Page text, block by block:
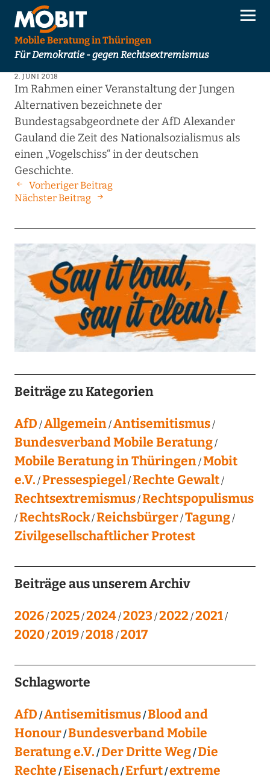
Mobile Beratung in Thüringen
Für Demokratie - gegen Rechtsextremismus
2. JUNI 2018
Im Rahmen einer Veranstaltung der Jungen
Alternativen bezeichnete der
Bundestagsabgeordnete der AfD Alexander
Gauland die Zeit des Nationalsozialismus als
einen „Vogelschiss“ in der deutschen
Geschichte.
Vorheriger Beitrag
Nächster Beitrag
Beiträge zu Kategorien
AfD Allgemein Antisemitismus
Bundesverband Mobile Beratung
Mobile Beratung in Thüringen Mobit
e.V. Pressespiegel Rechte Gewalt
Rechtsextremismus Rechtspopulismus
RechtsRock Reichsbürger Tagung
Zivilgesellschaftlicher Protest
Beiträge aus unserem Archiv
2026 2025 2024 2023 2022 2021
2020 2019 2018 2017
Schlagworte
AfD Antisemitismus Blood and
Honour Bundesverband Mobile
Beratung e.V. Der Dritte Weg Die
Rechte Eisenach Erfurt extreme